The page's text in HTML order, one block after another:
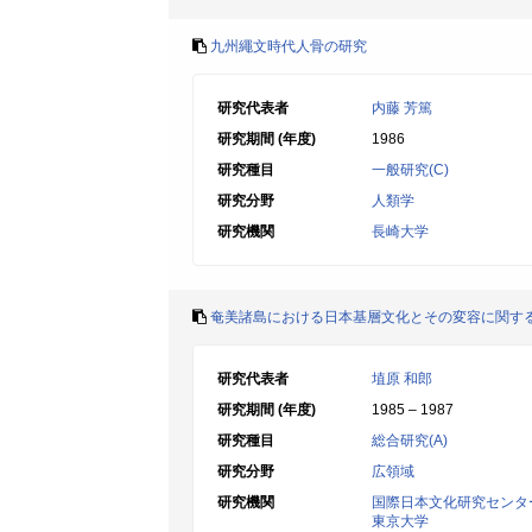
九州繩文時代人骨の研究
研究代表者
内藤 芳篤
研究期間 (年度)
1986
研究種目
一般研究(C)
研究分野
人類学
研究機関
長崎大学
奄美諸島における日本基層文化とその変容に関す
研究代表者
埴原 和郎
研究期間 (年度)
1985 – 1987
研究種目
総合研究(A)
研究分野
広領域
研究機関
国際日本文化研究センタ
東京大学